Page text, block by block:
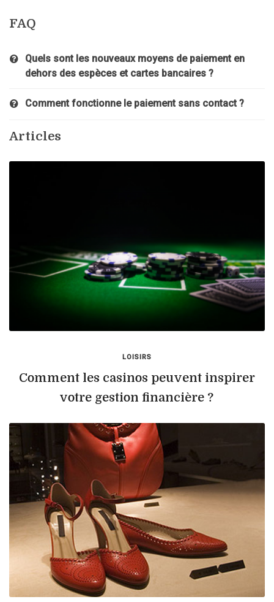
FAQ
Quels sont les nouveaux moyens de paiement en
dehors des espèces et cartes bancaires ?
Comment fonctionne le paiement sans contact ?
Articles
LOISIRS
Comment les casinos peuvent inspirer
votre gestion financière ?